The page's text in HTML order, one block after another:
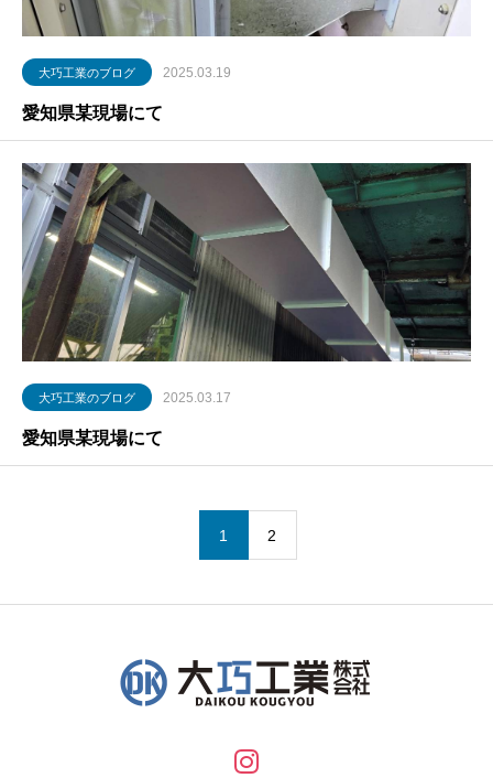
大巧工業のブログ 2025.03.19
愛知県某現場にて
大巧工業のブログ 2025.03.17
愛知県某現場にて
1 2